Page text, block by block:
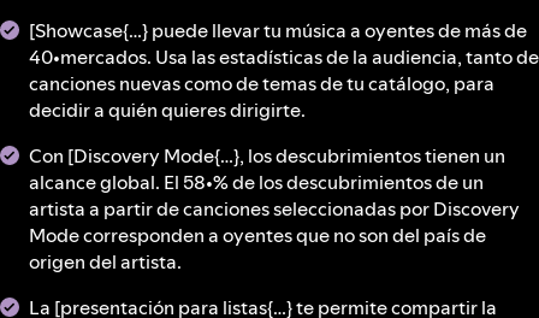
[Showcase{…} puede llevar tu música a oyentes de más de
40•mercados. Usa las estadísticas de la audiencia, tanto de
canciones nuevas como de temas de tu catálogo, para
decidir a quién quieres dirigirte.
Con [Discovery Mode{…}, los descubrimientos tienen un
alcance global. El 58•% de los descubrimientos de un
artista a partir de canciones seleccionadas por Discovery
Mode corresponden a oyentes que no son del país de
origen del artista.
La [presentación para listas{…} te permite compartir la